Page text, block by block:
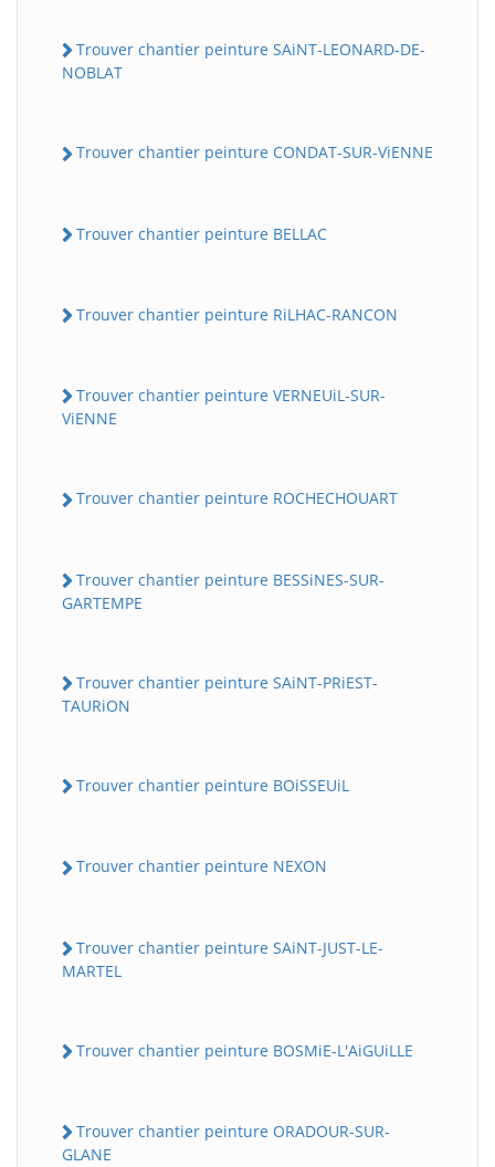
Trouver chantier peinture SAiNT-LEONARD-DE-
NOBLAT
Trouver chantier peinture CONDAT-SUR-ViENNE
Trouver chantier peinture BELLAC
Trouver chantier peinture RiLHAC-RANCON
Trouver chantier peinture VERNEUiL-SUR-
ViENNE
Trouver chantier peinture ROCHECHOUART
Trouver chantier peinture BESSiNES-SUR-
GARTEMPE
Trouver chantier peinture SAiNT-PRiEST-
TAURiON
Trouver chantier peinture BOiSSEUiL
Trouver chantier peinture NEXON
Trouver chantier peinture SAiNT-JUST-LE-
MARTEL
Trouver chantier peinture BOSMiE-L'AiGUiLLE
Trouver chantier peinture ORADOUR-SUR-
GLANE